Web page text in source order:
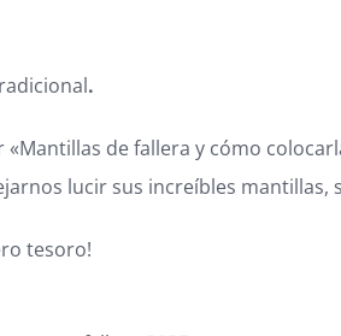
.
de fallera y cómo
lucir sus increíbles mantillas,
tesoro!